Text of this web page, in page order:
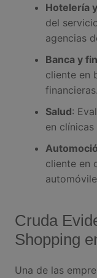
Hotelería
del
agencias
Banca y
cliente en
financieras.
Salud:
en
cliente en
Cruda
Shopping
Una de las